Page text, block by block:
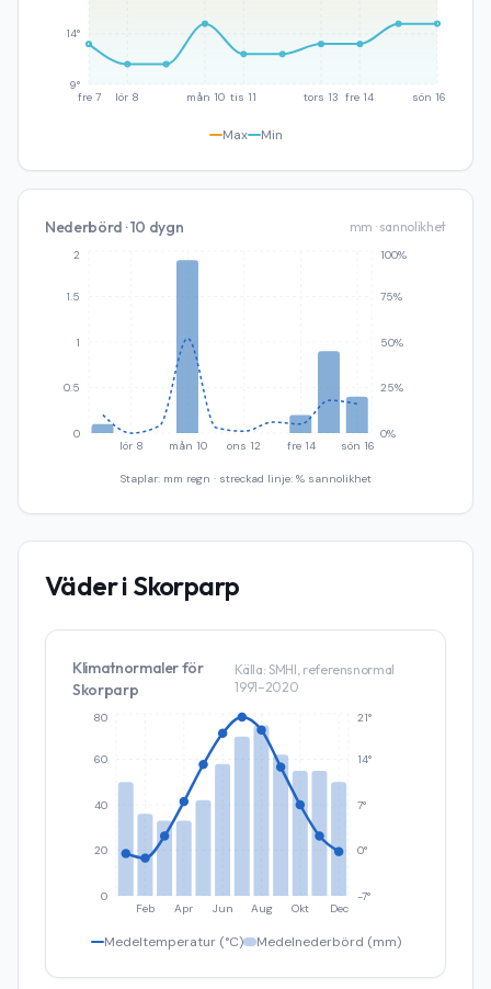
fre 7 lör 8 mån 10 tis 11 tors 13 fre 14 sön 16
9°
14°
Max Min
Nederbörd · 10 dygn mm · sannolikhet
lör 8 mån 10 ons 12 fre 14 sön 16
0
0.5
1
1.5
2
0%
25%
50%
75%
100%
Staplar: mm regn · streckad linje: % sannolikhet
Väder i Skorparp
Klimatnormaler för
Skorparp
Källa: SMHI, referensnormal
1991–2020
Feb Apr Jun Aug Okt Dec
0
20
40
60
80
-7°
0°
7°
14°
21°
Medeltemperatur (°C) Medelnederbörd (mm)